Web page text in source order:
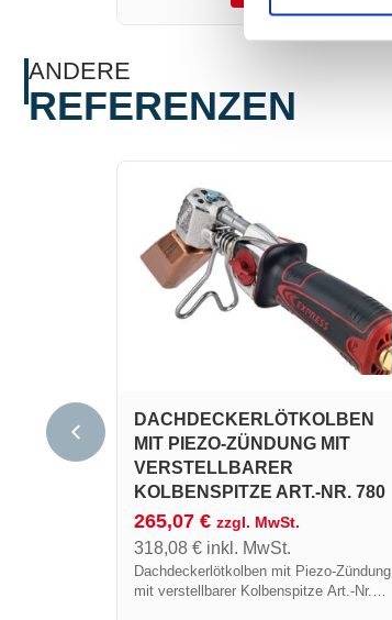
STAINLESS STEEL' EXPRESS
Brenner.
ANDERE
REFERENZEN
DACHDECKERLÖTKOLBEN
MIT PIEZO-ZÜNDUNG MIT
VERSTELLBARER
KOLBENSPITZE ART.-NR. 780
265,07 € zzgl. MwSt.
318,08 € inkl. MwSt.
Dachdeckerlötkolben mit Piezo-Zündung
mit verstellbarer Kolbenspitze Art.-Nr.